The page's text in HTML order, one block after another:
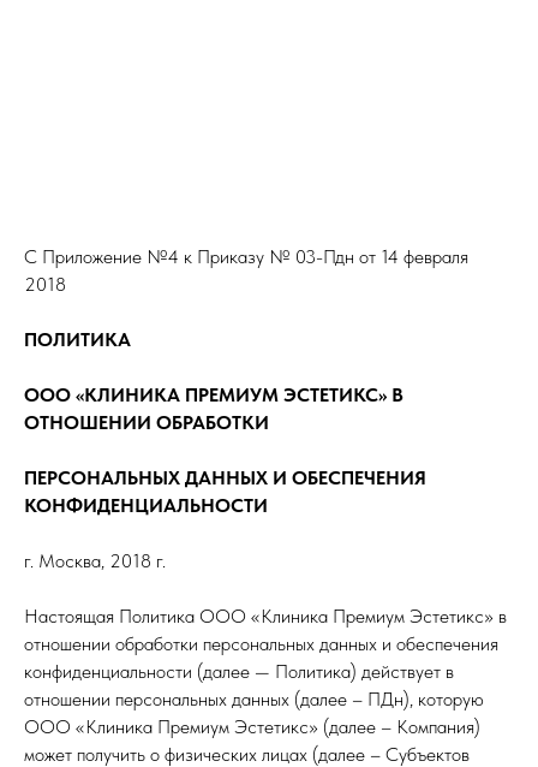
С Приложение №4 к Приказу № 03-Пдн от 14 февраля
2018
ПОЛИТИКА
ООО «КЛИНИКА ПРЕМИУМ ЭСТЕТИКС» В
ОТНОШЕНИИ ОБРАБОТКИ
ПЕРСОНАЛЬНЫХ ДАННЫХ И ОБЕСПЕЧЕНИЯ
КОНФИДЕНЦИАЛЬНОСТИ
г. Москва, 2018 г.
Настоящая Политика ООО «Клиника Премиум Эстетикс» в
отношении обработки персональных данных и обеспечения
конфиденциальности (далее — Политика) действует в
отношении персональных данных (далее – ПДн), которую
ООО «Клиника Премиум Эстетикс» (далее – Компания)
может получить о физических лицах (далее – Субъектов